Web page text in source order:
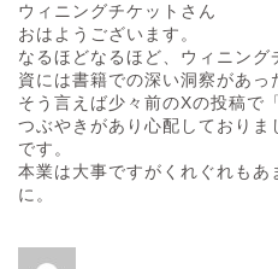
ウィニングチケットさん
おはようございます。
なるほどなるほど、ウィニン
資には書籍での深い洞察があっ
そう言えば少々前のXの投稿で
つぶやきがあり心配しておりま
です。
本業は大事ですがくれぐれもあ
に。